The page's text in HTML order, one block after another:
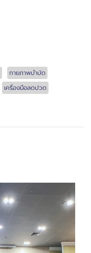
กายภาพบำบัด
เครื่องมือลดปวด